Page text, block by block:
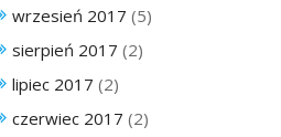
wrzesień 2017 (5)
sierpień 2017 (2)
lipiec 2017 (2)
czerwiec 2017 (2)